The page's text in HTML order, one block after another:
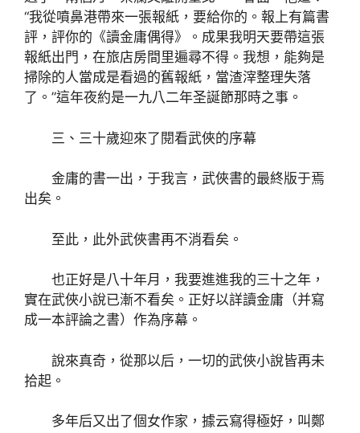
“我從噴鼻港帶來一張報紙，要給你的。報上有篇書
評，評你的《讀金庸偶得》。成果我明天要帶這張
報紙出門，在旅店房間里遍尋不得。我想，能夠是
掃除的人當成是看過的舊報紙，當渣滓整理失落
了。”這年夜約是一九八二年圣誕節那時之事。
三、三十歲迎來了閱看武俠的序幕
金庸的書一出，于我言，武俠書的最終版于焉
出矣。
至此，此外武俠書再不消看矣。
也正好是八十年月，我要進進我的三十之年，
實在武俠小說已漸不看矣。正好以詳讀金庸（并寫
成一本評論之書）作為序幕。
說來真奇，從那以后，一切的武俠小說皆再未
拾起。
多年后又出了個女作家，據云寫得極好，叫鄭